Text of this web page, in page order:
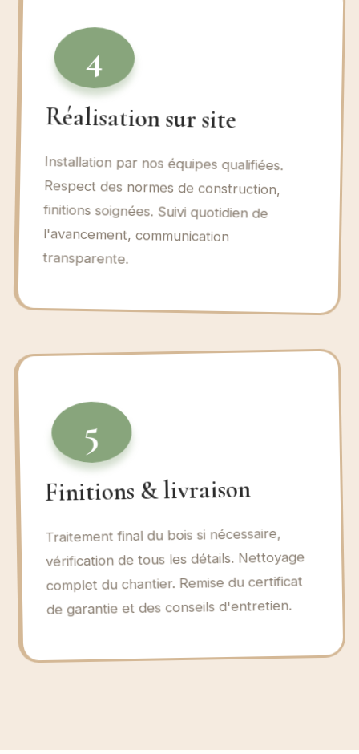
4
Réalisation sur site
Installation par nos équipes qualifiées.
Respect des normes de construction,
finitions soignées. Suivi quotidien de
l'avancement, communication
transparente.
5
Finitions & livraison
Traitement final du bois si nécessaire,
vérification de tous les détails. Nettoyage
complet du chantier. Remise du certificat
de garantie et des conseils d'entretien.